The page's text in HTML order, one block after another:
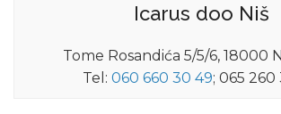
Icarus doo Niš
Tome Rosandića 5/5/6, 18000
Tel: 060 660 30 49; 065 260